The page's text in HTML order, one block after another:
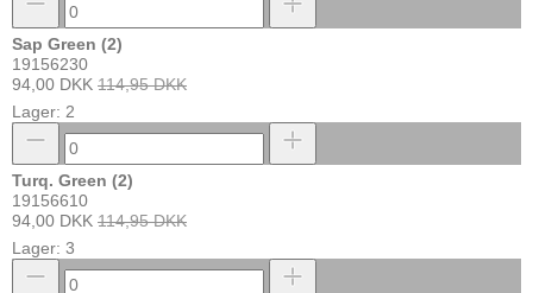
Sap Green (2)
19156230
94,00 DKK 114,95 DKK
Lager: 2
Turq. Green (2)
19156610
94,00 DKK 114,95 DKK
Lager: 3